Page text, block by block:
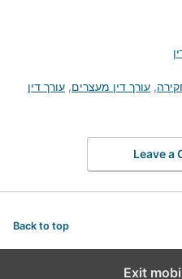
, עורך דין מעצרים, עורך דין
Leave a
Back to top
Exit